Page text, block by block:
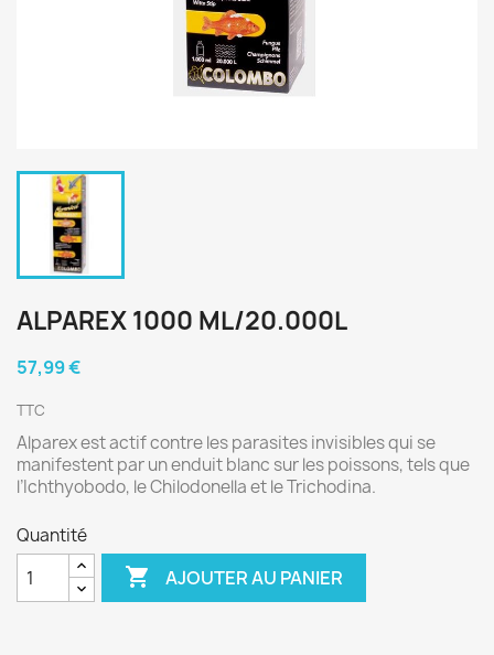
ALPAREX 1000 ML/20.000L
57,99 €
TTC
Alparex est actif contre les parasites invisibles qui se
manifestent par un enduit blanc sur les poissons, tels que
l’Ichthyobodo, le Chilodonella et le Trichodina.
Quantité
 AJOUTER AU PANIER